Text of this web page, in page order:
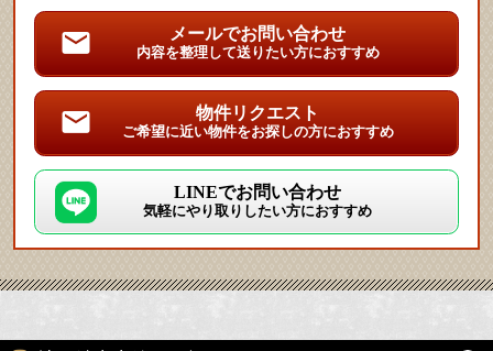
メールでお問い合わせ
内容を整理して送りたい方におすすめ
物件リクエスト
ご希望に近い物件をお探しの方におすすめ
LINEでお問い合わせ
気軽にやり取りしたい方におすすめ